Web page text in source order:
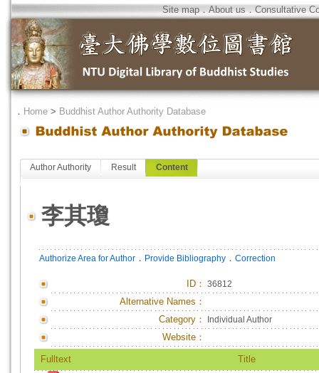
Site map．About us．Consultative
． Home > Buddhist Author Authority Database
Author Authority Result Content
李其瓊
Authorize Area for Author ． Provide Bibliography ． Correction
ID ： 36812
Alternative Names：
Category：
Individual Author
Website：
Fulltext Title